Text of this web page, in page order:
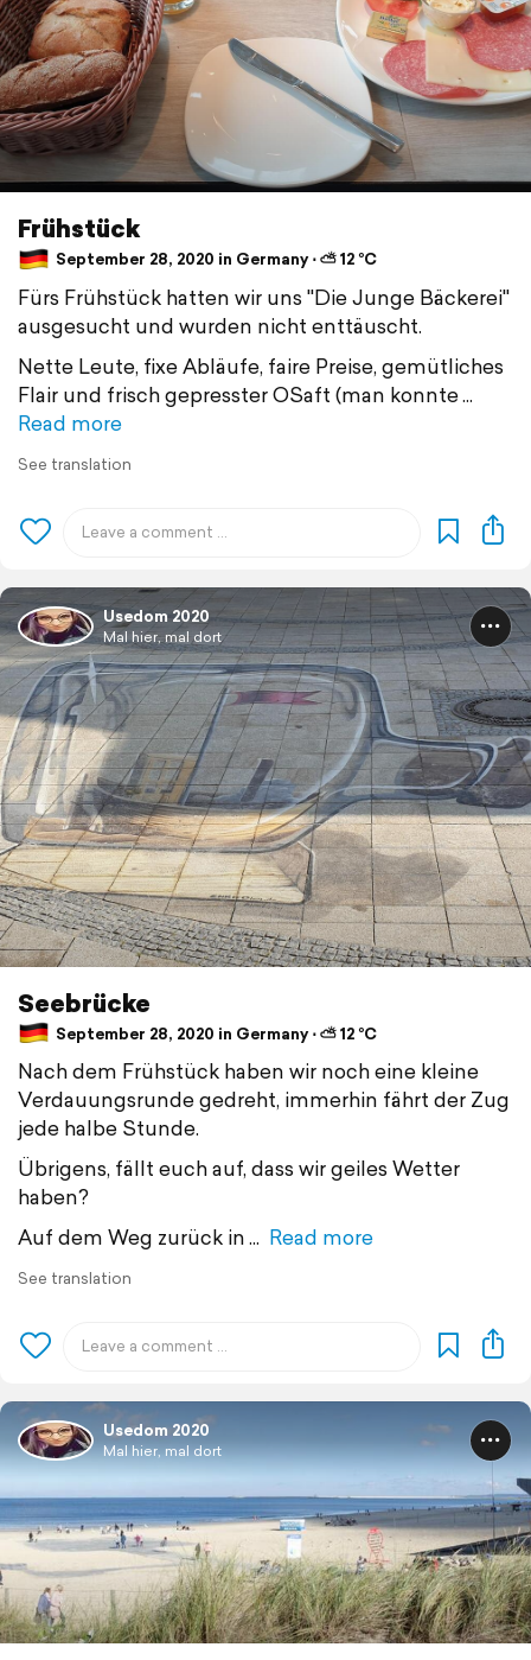
Frühstück
September 28, 2020 in Germany ⋅ ⛅ 12 °C
Fürs Frühstück hatten wir uns "Die Junge Bäckerei"
ausgesucht und wurden nicht enttäuscht.
Nette Leute, fixe Abläufe, faire Preise, gemütliches
Flair und frisch gepresster OSaft (man konnte
Read more
See translation
Usedom 2020
Mal hier, mal dort
Seebrücke
September 28, 2020 in Germany ⋅ ⛅ 12 °C
Nach dem Frühstück haben wir noch eine kleine
Verdauungsrunde gedreht, immerhin fährt der Zug
jede halbe Stunde.
Übrigens, fällt euch auf, dass wir geiles Wetter
haben?
Auf dem Weg zurück in
Read more
See translation
Usedom 2020
Mal hier, mal dort